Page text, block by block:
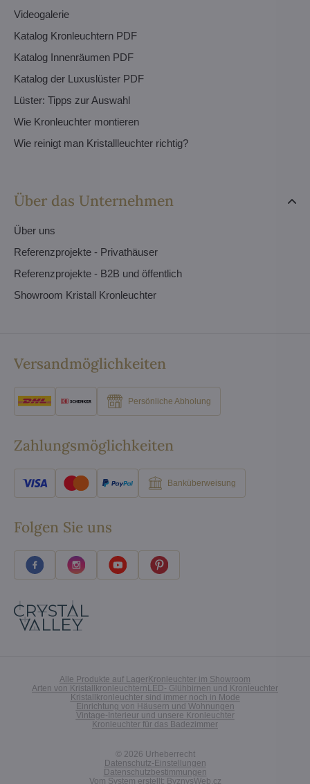
Videogalerie
Katalog Kronleuchtern PDF
Katalog Innenräumen PDF
Katalog der Luxuslüster PDF
Lüster: Tipps zur Auswahl
Wie Kronleuchter montieren
Wie reinigt man Kristallleuchter richtig?
Über das Unternehmen
Über uns
Referenzprojekte - Privathäuser
Referenzprojekte - B2B und öffentlich
Showroom Kristall Kronleuchter
Versandmöglichkeiten
Persönliche Abholung
Zahlungsmöglichkeiten
Banküberweisung
Folgen Sie uns
Alle Produkte auf LagerKronleuchter im Showroom
Arten von KristallkronleuchternLED- Glühbirnen und Kronleuchter
Kristallkronleuchter sind immer noch in Mode
Einrichtung von Häusern und Wohnungen
Vintage-Interieur und unsere Kronleuchter
Kronleuchter für das Badezimmer
© 2026 Urheberrecht
Datenschutz-Einstellungen
Datenschutzbestimmungen
Vom System erstellt: ByznysWeb.cz